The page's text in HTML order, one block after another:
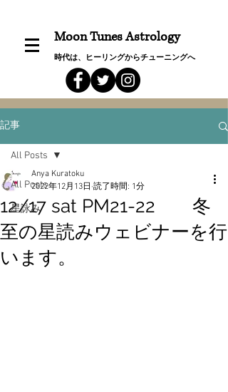
Moon Tunes Astrology
時代は、ヒーリングからチューニングへ
記事
All Posts
星詠み
All Posts
12/17 sat PM21-22 冬
至の星読みウェビナーを行
います。
Anya Kuratoku
2022年12月13日 読了時間: 1分